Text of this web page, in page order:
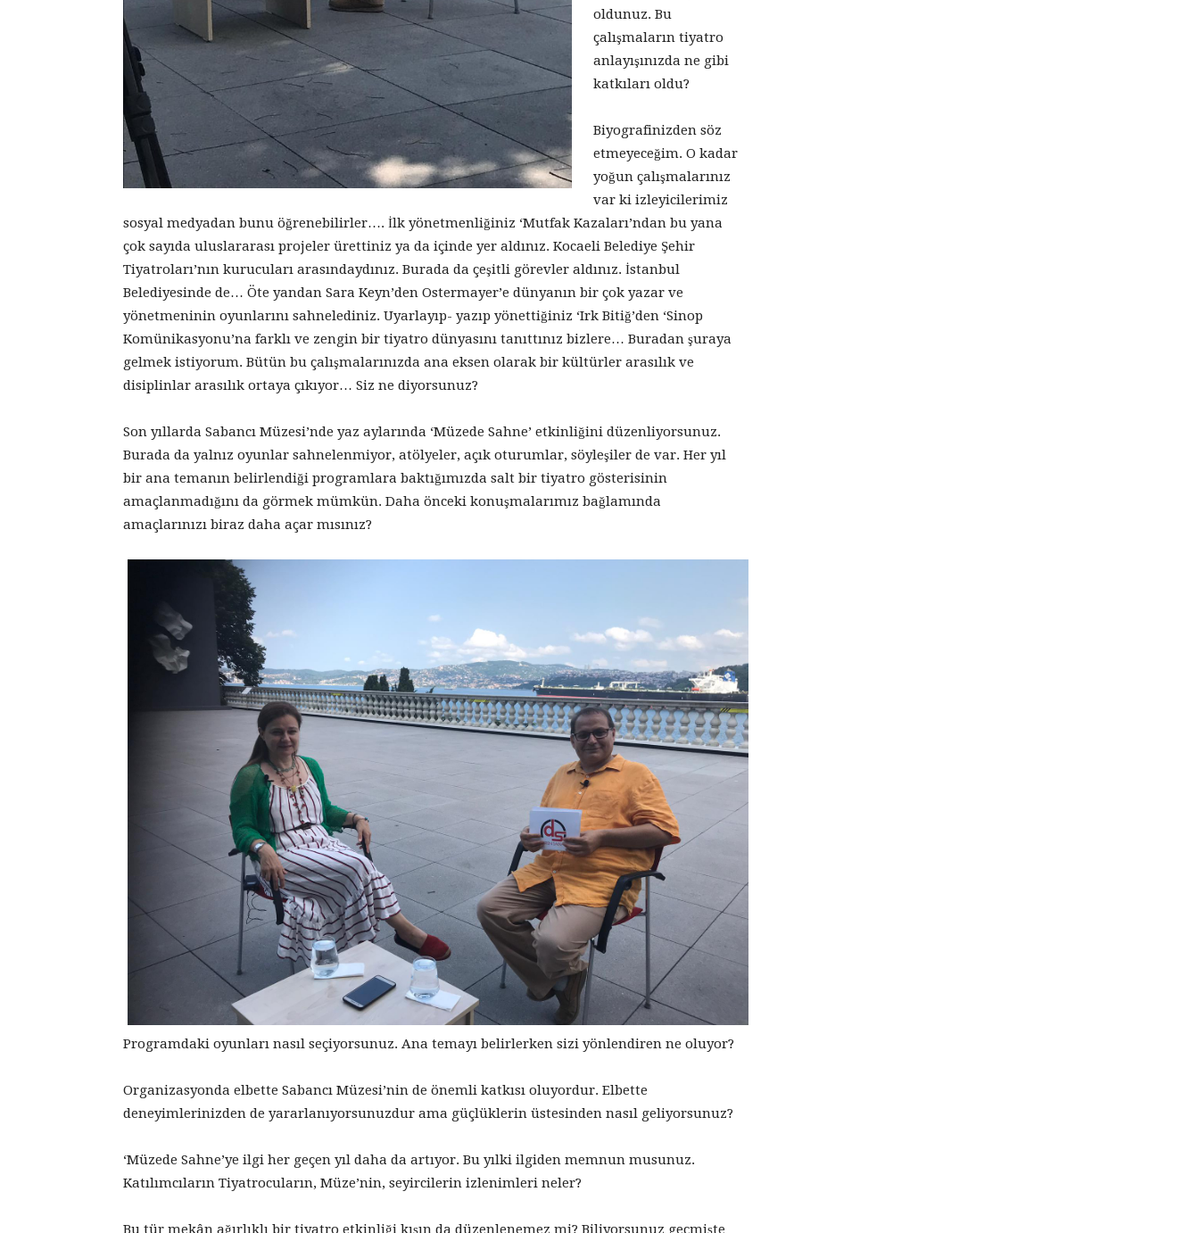
oldunuz. Bu
çalışmaların tiyatro
anlayışınızda ne gibi
katkıları oldu?
Biyografinizden söz
etmeyeceğim. O kadar
yoğun çalışmalarınız
var ki izleyicilerimiz
sosyal medyadan bunu öğrenebilirler…. İlk yönetmenliğiniz ‘Mutfak Kazaları’ndan bu yana
çok sayıda uluslararası projeler ürettiniz ya da içinde yer aldınız. Kocaeli Belediye Şehir
Tiyatroları’nın kurucuları arasındaydınız. Burada da çeşitli görevler aldınız. İstanbul
Belediyesinde de… Öte yandan Sara Keyn’den Ostermayer’e dünyanın bir çok yazar ve
yönetmeninin oyunlarını sahnelediniz. Uyarlayıp- yazıp yönettiğiniz ‘Irk Bitiğ’den ‘Sinop
Komünikasyonu’na farklı ve zengin bir tiyatro dünyasını tanıttınız bizlere… Buradan şuraya
gelmek istiyorum. Bütün bu çalışmalarınızda ana eksen olarak bir kültürler arasılık ve
disiplinlar arasılık ortaya çıkıyor… Siz ne diyorsunuz?
Son yıllarda Sabancı Müzesi’nde yaz aylarında ‘Müzede Sahne’ etkinliğini düzenliyorsunuz.
Burada da yalnız oyunlar sahnelenmiyor, atölyeler, açık oturumlar, söyleşiler de var. Her yıl
bir ana temanın belirlendiği programlara baktığımızda salt bir tiyatro gösterisinin
amaçlanmadığını da görmek mümkün. Daha önceki konuşmalarımız bağlamında
amaçlarınızı biraz daha açar mısınız?
Programdaki oyunları nasıl seçiyorsunuz. Ana temayı belirlerken sizi yönlendiren ne oluyor?
Organizasyonda elbette Sabancı Müzesi’nin de önemli katkısı oluyordur. Elbette
deneyimlerinizden de yararlanıyorsunuzdur ama güçlüklerin üstesinden nasıl geliyorsunuz?
‘Müzede Sahne’ye ilgi her geçen yıl daha da artıyor. Bu yılki ilgiden memnun musunuz.
Katılımcıların Tiyatrocuların, Müze’nin, seyircilerin izlenimleri neler?
Bu tür mekân ağırlıklı bir tiyatro etkinliği kışın da düzenlenemez mi? Biliyorsunuz geçmişte